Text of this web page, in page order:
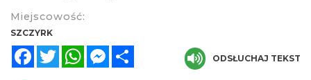
Warsztaty edukacyjne dla dzieci - owady i
spółka
Szczyrk
Miejscowość:
SZCZYRK
FacebookTwitterWhatsAppMessenger
ODSŁUCHAJ TEKST